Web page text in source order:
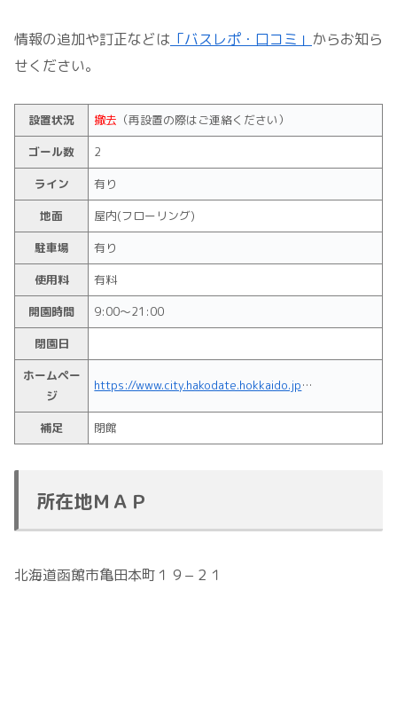
情報の追加や訂正などは 「バスレポ・口コミ」 からお知ら
せください。
設置状況 撤去 （再設置の際はご連絡ください）
ゴール数
2
ライン
有り
地面
屋内(フローリング)
駐車場
有り
使用料
有料
開園時間
9:00～21:00
閉園日
ホームペー
ジ
https://www.city.hakodate.hokkaido.jp/docs/2014011500631/
補足 閉館
所在地ＭＡＰ
北海道函館市亀田本町１９−２１